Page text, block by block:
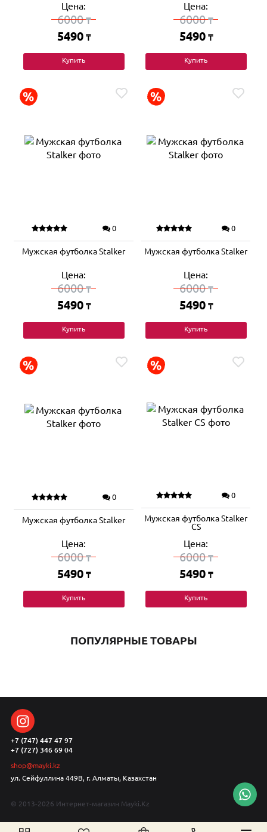
Цена:
6000₸
5490 ₸
Купить
Цена:
6000₸
5490 ₸
Купить
0
Мужская футболка Stalker
Цена:
6000₸
5490 ₸
Купить
0
Мужская футболка Stalker
Цена:
6000₸
5490 ₸
Купить
0
Мужская футболка Stalker
Цена:
6000₸
5490 ₸
Купить
0
Мужская футболка Stalker
CS
Цена:
6000₸
5490 ₸
Купить
ПОПУЛЯРНЫЕ ТОВАРЫ
+7 (747) 447 47 97
+7 (727) 346 69 04
shop@mayki.kz
ул. Сейфуллина 449В, г. Алматы, Казахстан
© 2013-2026 Интернет-магазин Mayki.Kz